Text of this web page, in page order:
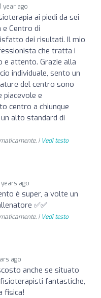
1 year ago
ai piedi da sei
Centro di
dei risultati. Il mio
che tratta i
e attento. Grazie alla
individuale, sento un
del centro sono
piacevole e
centro a chiunque
alto standard di
| Vedi testo
years ago
è super, a volte un
✅✅
| Vedi testo
ago
anche se situato
fantastiche,
fisica!